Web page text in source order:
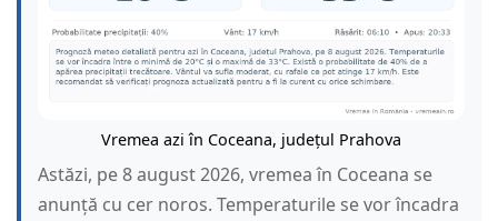
Vremea azi în Coceana, județul Prahova
Astăzi, pe 8 august 2026, vremea în Coceana se
anunță cu cer noros. Temperaturile se vor încadra